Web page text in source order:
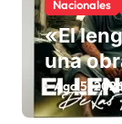
r
a
d
a
Nacionales
«El
una
el
la
Ago 5,